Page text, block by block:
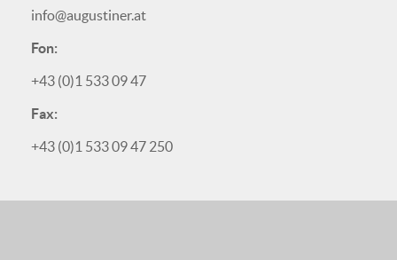
info@augustiner.at
Fon:
+43 (0)1 533 09 47
Fax:
+43 (0)1 533 09 47 250